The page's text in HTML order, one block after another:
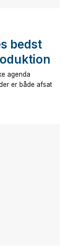
bedst
agenda
er både afsat